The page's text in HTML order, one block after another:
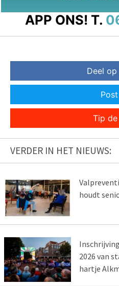
APP ONS! T.
Deel
Tip
VERDER IN HET NIEUWS:
houdt
2026 van
hartje